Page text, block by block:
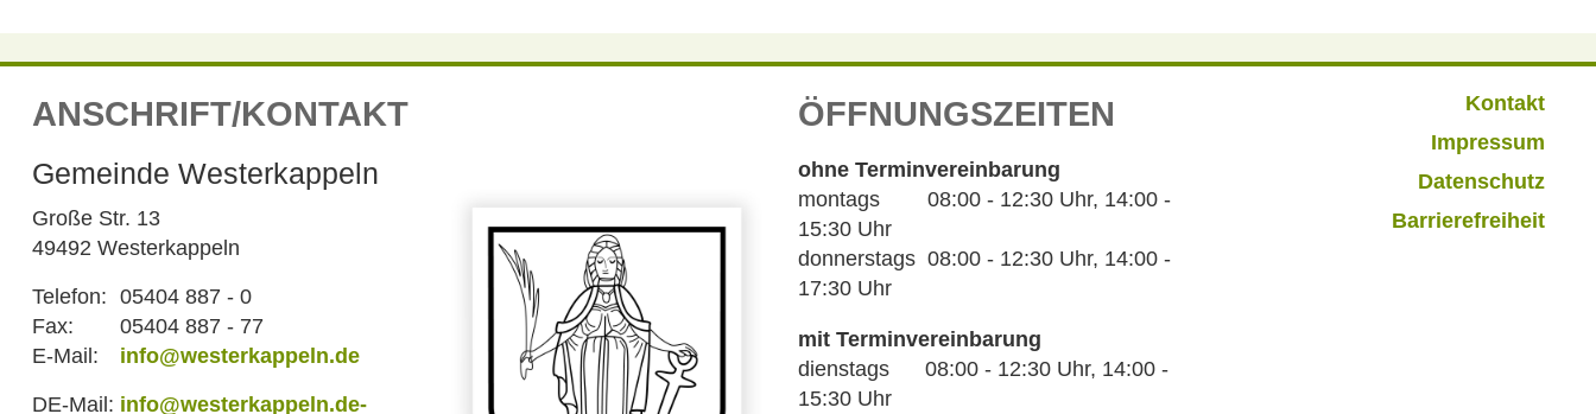
ANSCHRIFT/KONTAKT
Gemeinde Westerkappeln
Große Str. 13
49492 Westerkappeln
Telefon: 05404 887 - 0
Fax:
05404 887 - 77
E-Mail:
info@westerkappeln.de
DE-Mail: info@westerkappeln.de-
ÖFFNUNGSZEITEN
ohne Terminvereinbarung
montags 08:00 - 12:30 Uhr, 14:00 -
15:30 Uhr
donnerstags 08:00 - 12:30 Uhr, 14:00 -
17:30 Uhr
mit Terminvereinbarung
dienstags 08:00 - 12:30 Uhr, 14:00 -
15:30 Uhr
Kontakt
Impressum
Datenschutz
Barrierefreiheit